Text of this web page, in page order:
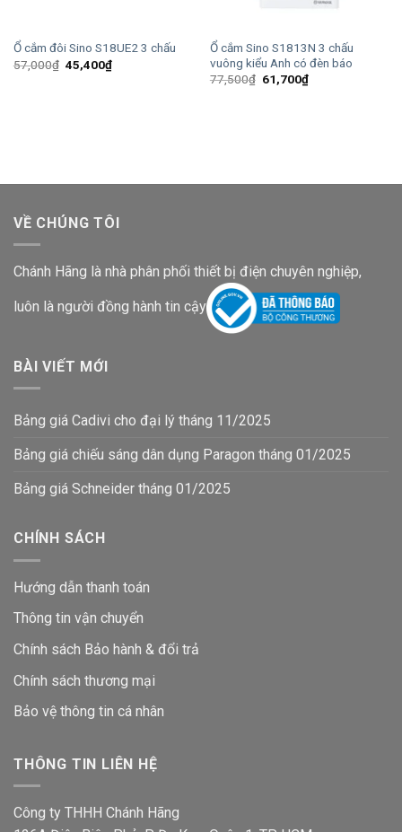
Ổ cắm đôi Sino S18UE2 3 chấu
57,000₫ Giá
gốc
45,400₫Giá
hiện
Ổ cắm Sino S1813N 3 chấu
vuông kiểu Anh có đèn báo
77,500₫ Giá
gốc
61,700₫Giá
hiện
VỀ CHÚNG TÔI
Chánh Hãng là nhà phân phối thiết bị điện chuyên nghiệp,
luôn là người đồng hành tin cậy
BÀI VIẾT MỚI
Bảng giá Cadivi cho đại lý tháng 11/2025
Bảng giá chiếu sáng dân dụng Paragon tháng 01/2025
Bảng giá Schneider tháng 01/2025
CHÍNH SÁCH
Hướng dẫn thanh toán
Thông tin vận chuyển
Chính sách Bảo hành & đổi trả
Chính sách thương mại
Bảo vệ thông tin cá nhân
THÔNG TIN LIÊN HỆ
Công ty THHH Chánh Hãng